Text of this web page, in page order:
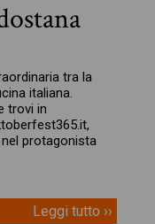
tra la
italiana.
trovi in
protagonista
Leggi tutto ››